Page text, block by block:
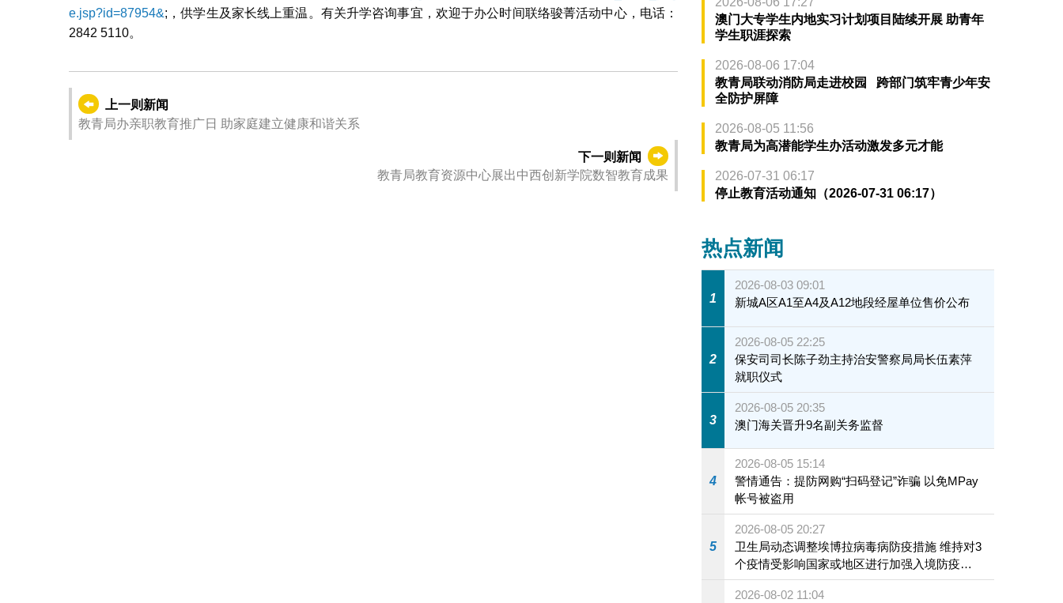
e.jsp?id=87954&;，供学生及家长线上重温。有关升学咨询事宜，欢迎于办公时间联络骏菁活动中心，电话：
2842 5110。
上一则新闻
教青局办亲职教育推广日 助家庭建立健康和谐关系
下一则新闻
教青局教育资源中心展出中西创新学院数智教育成果
澳门大专学生内地实习计划项目陆续开展 助青年
学生职涯探索
2026-08-06 17:04
教青局联动消防局走进校园 跨部门筑牢青少年安
全防护屏障
2026-08-05 11:56
教青局为高潜能学生办活动激发多元才能
2026-07-31 06:17
停止教育活动通知（2026-07-31 06:17）
热点新闻
1
2026-08-03 09:01
新城A区A1至A4及A12地段经屋单位售价公布
2
2026-08-05 22:25
保安司司长陈子劲主持治安警察局局长伍素萍
就职仪式
3
2026-08-05 20:35
澳门海关晋升9名副关务监督
4
2026-08-05 15:14
警情通告：提防网购“扫码登记”诈骗 以免MPay
帐号被盗用
5
2026-08-05 20:27
卫生局动态调整埃博拉病毒病防疫措施 维持对3
个疫情受影响国家或地区进行加强入境防疫措
施
2026-08-02 11:04